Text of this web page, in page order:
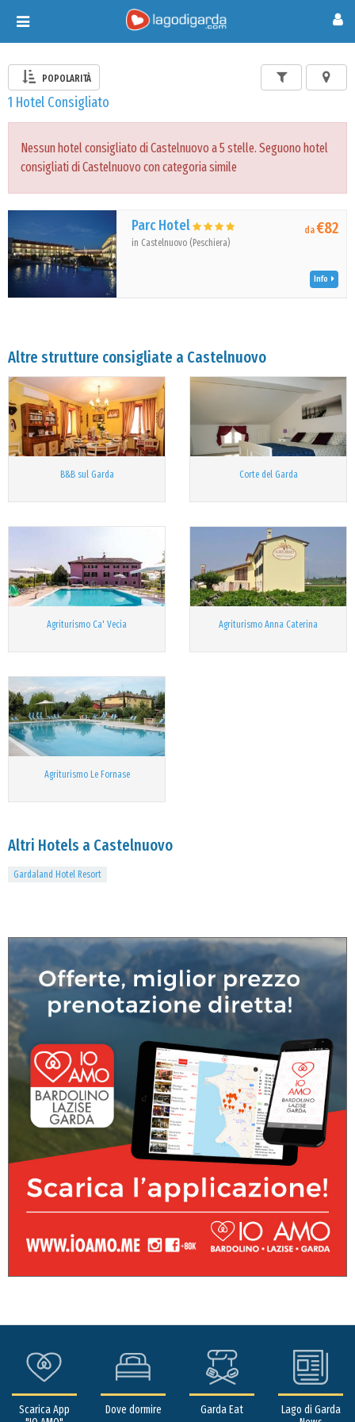
Toggle
navigation
POPOLARITÀ
1 Hotel Consigliato
Nessun hotel consigliato di Castelnuovo a 5 stelle. Seguono hotel
consigliati di Castelnuovo con categoria simile
Parc Hotel
in Castelnuovo (Peschiera)
da€82
Info
Altre strutture consigliate a Castelnuovo
B&B sul Garda Corte del Garda
Agriturismo Ca' Vecia Agriturismo Anna Caterina
Agriturismo Le Fornase
Altri Hotels a Castelnuovo
Gardaland Hotel Resort
Scarica App
Dove dormire Garda Eat
Lago di Garda